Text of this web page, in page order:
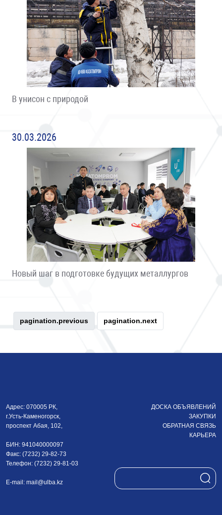
В унисон с природой
30.03.2026
Новый шаг в подготовке будущих металлургов
pagination.previous pagination.next
Адрес: 070005 РК,
г.Усть-Каменогорск,
проспект Абая, 102,
БИН: 941040000097
Факс: (7232) 29-82-73
Телефон: (7232) 29-81-03
E-mail: mail@ulba.kz
ДОСКА ОБЪЯВЛЕНИЙ
ЗАКУПКИ
ОБРАТНАЯ СВЯЗЬ
КАРЬЕРА